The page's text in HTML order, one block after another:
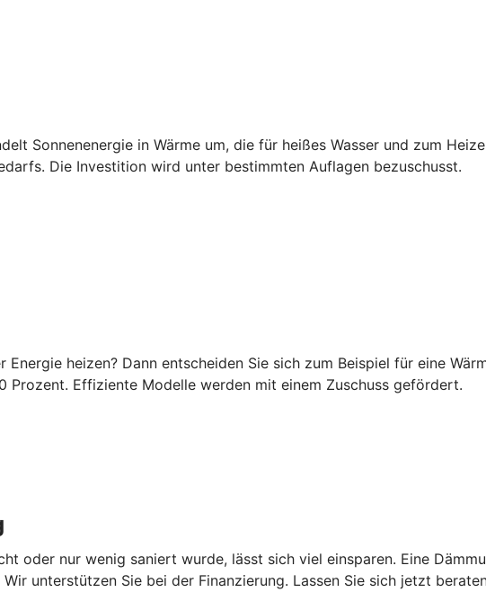
Sonnenenergie in Wärme um, die für heißes Wasser und zum
Die Investition wird unter bestimmten Auflagen bezuschusst.
Energie heizen? Dann entscheiden Sie sich zum Beispiel für eine
Prozent. Effiziente Modelle werden mit einem Zuschuss gefördert.
oder nur wenig saniert wurde, lässt sich viel einsparen. Eine
unterstützen Sie bei der Finanzierung. Lassen Sie sich jetzt